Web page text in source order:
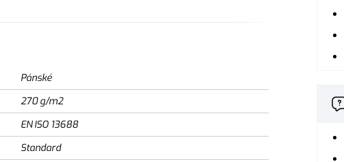
Pánské
270 g/m2
EN ISO 13688
Standard